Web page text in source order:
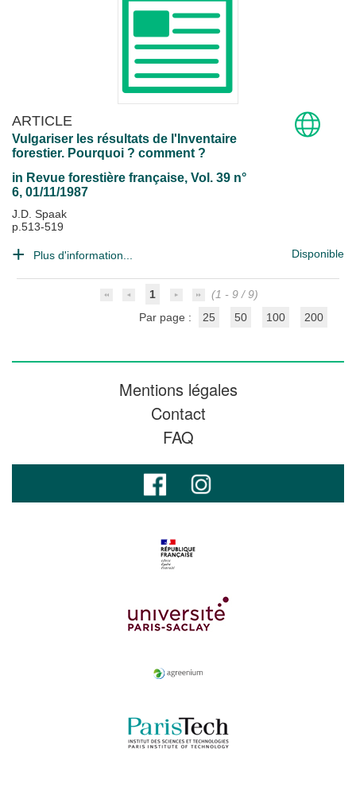
ARTICLE
Vulgariser les résultats de l'Inventaire
forestier. Pourquoi ? comment ?
in Revue forestière française, Vol. 39 n°
6, 01/11/1987
J.D. Spaak
p.513-519
Plus d'information... Disponible
1
(1 - 9 / 9)
Par page :
25 50 100 200
Mentions légales
Contact
FAQ